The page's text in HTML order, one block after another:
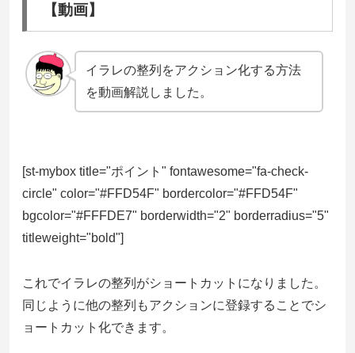
【動画】
イラレの整列をアクション化する方法
を動画解説しました。
[st-mybox title="ポイント" fontawesome="fa-check-
circle" color="#FFD54F" bordercolor="#FFD54F"
bgcolor="#FFFDE7" borderwidth="2" borderradius="5"
titleweight="bold"]
これでイラレの整列がショートカットになりました。
同じように他の整列もアクションに登録することでシ
ョートカット化できます。